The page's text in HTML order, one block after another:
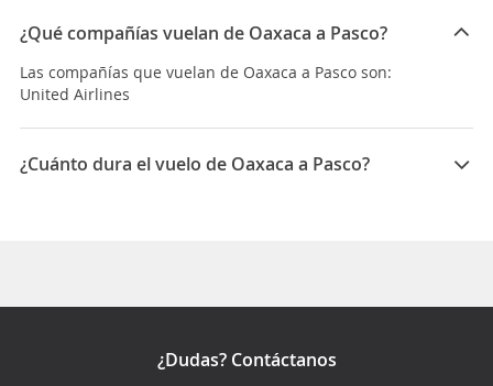
¿Qué compañías vuelan de Oaxaca a Pasco?
Las compañías que vuelan de Oaxaca a Pasco son:
United Airlines
¿Cuánto dura el vuelo de Oaxaca a Pasco?
¿Dudas? Contáctanos